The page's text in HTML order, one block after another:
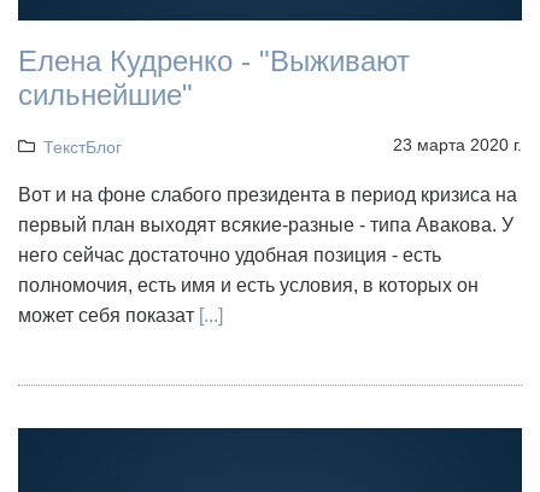
Елена Кудренко - "Выживают
сильнейшие"
ТекстБлог 23 марта 2020 г.
Вот и на фоне слабого президента в период кризиса на
первый план выходят всякие-разные - типа Авакова. У
него сейчас достаточно удобная позиция - есть
полномочия, есть имя и есть условия, в которых он
может себя показат [...]